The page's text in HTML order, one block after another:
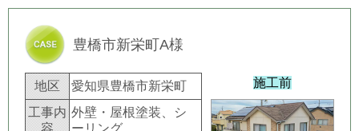
豊橋市新栄町A様
施工前
地区
愛知県豊橋市新栄町
工事内 外壁・屋根塗装、シ